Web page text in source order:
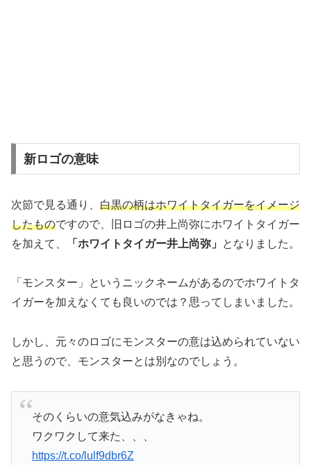
新ロゴの意味
次節で見る通り、 白黒の柄はホワイトタイガーをイメージ
したものですので、旧ロゴの井上尚弥にホワイトタイガー
を加えて、
「ホワイトタイガー井上尚弥」 となりました。
「モンスター」というニックネームがあるのでホワイトタ
イガーを加えなくても良いのでは？思ってしまいました。
しかし、元々のロゴにモンスターの意は込められていない
と思うので、モンスターとは別なのでしょう。
そのくらいの意気込みがなきゃね。
ワクワクして来た、、、
https://t.co/lulf9dbr6Z